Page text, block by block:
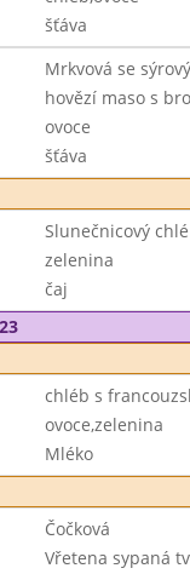
šťáva
Mrkvová se
hovězí maso s
ovoce
šťáva
Slunečnicový
zelenina
čaj
chléb s
ovoce,zelenina
Mléko
Čočková
Vřetena sypaná